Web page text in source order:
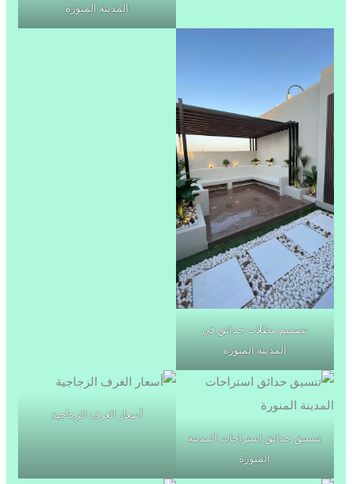
المدينة المنورة
تصميم مظلات حدائق في
المدينة المنورة
تنسيق حدائق استراحات المدينة
المنورة
أسعار الغرف الزجاجية